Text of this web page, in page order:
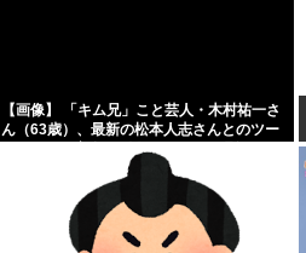
【画像】 「キム兄」こと芸人・木村祐一さ
ん（63歳）、最新の松本人志さんとのツー
ショットが完全に別人だとネット騒然！
「マジで誰かわからん」...